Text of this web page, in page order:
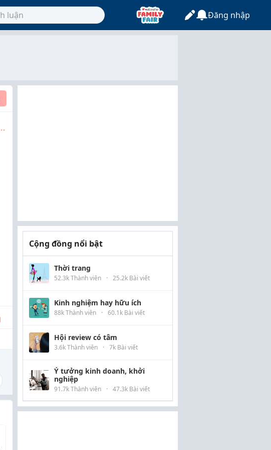
Đăng nhập
Cộng đồng nổi bật
Thời trang
52.3k Thành viên · 25.2k Bài viết
Kinh nghiệm hay hữu ích
88k Thành viên · 60.1k Bài viết
Hội review có tâm
3.6k Thành viên · 7k Bài viết
Ý tưởng kinh doanh, khởi
nghiệp
91.7k Thành viên · 47.3k Bài viết